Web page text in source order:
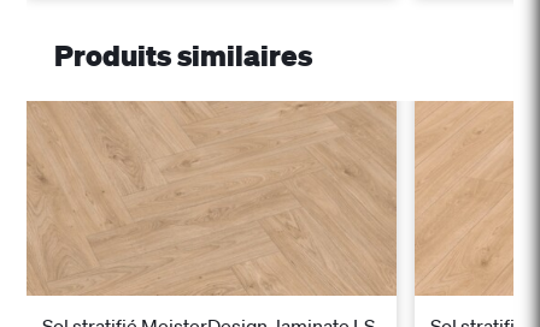
Produits similaires